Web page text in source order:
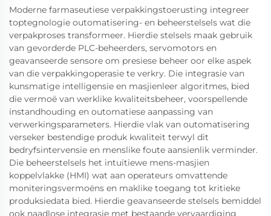
Moderne farmaseutiese verpakkingstoerusting integreer
toptegnologie outomatisering- en beheerstelsels wat die
verpakproses transformeer. Hierdie stelsels maak gebruik
van gevorderde PLC-beheerders, servomotors en
geavanseerde sensore om presiese beheer oor elke aspek
van die verpakkingoperasie te verkry. Die integrasie van
kunsmatige intelligensie en masjienleer algoritmes, bied
die vermoë van werklike kwaliteitsbeheer, voorspellende
instandhouding en outomatiese aanpassing van
verwerkingsparameters. Hierdie vlak van outomatisering
verseker bestendige produk kwaliteit terwyl dit
bedryfsintervensie en menslike foute aansienlik verminder.
Die beheerstelsels het intuïtiewe mens-masjien
koppelvlakke (HMI) wat aan operateurs omvattende
moniteringsvermoëns en maklike toegang tot kritieke
produksiedata bied. Hierdie geavanseerde stelsels bemiddel
ook naadlose integrasie met bestaande vervaardiging